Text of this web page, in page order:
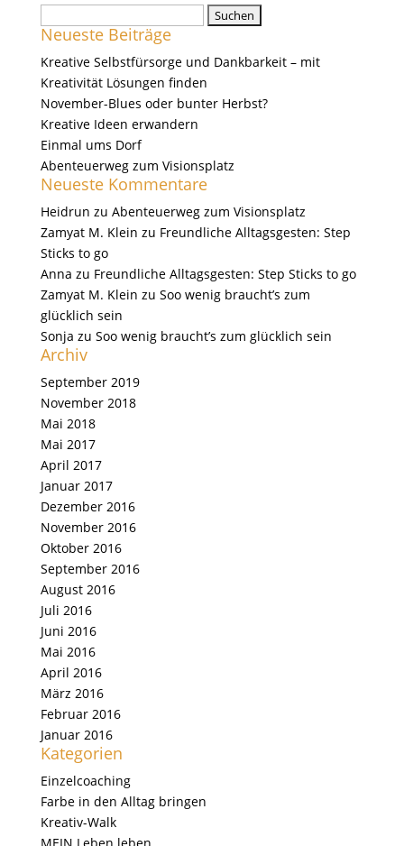
nach:
Neueste Beiträge
Kreative Selbstfürsorge und Dankbarkeit – mit
Kreativität Lösungen finden
November-Blues oder bunter Herbst?
Kreative Ideen erwandern
Einmal ums Dorf
Abenteuerweg zum Visionsplatz
Neueste Kommentare
Heidrun zu Abenteuerweg zum Visionsplatz
Zamyat M. Klein zu Freundliche Alltagsgesten: Step
Sticks to go
Anna zu Freundliche Alltagsgesten: Step Sticks to go
Zamyat M. Klein zu Soo wenig braucht’s zum
glücklich sein
Sonja zu Soo wenig braucht’s zum glücklich sein
Archiv
September 2019
November 2018
Mai 2018
Mai 2017
April 2017
Januar 2017
Dezember 2016
November 2016
Oktober 2016
September 2016
August 2016
Juli 2016
Juni 2016
Mai 2016
April 2016
März 2016
Februar 2016
Januar 2016
Kategorien
Einzelcoaching
Farbe in den Alltag bringen
Kreativ-Walk